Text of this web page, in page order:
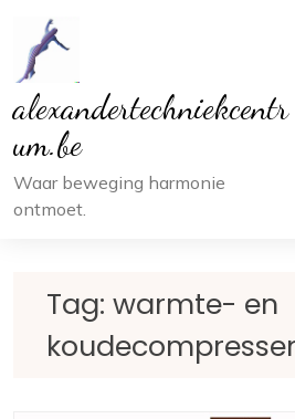
inhoud
alexandertechniekcentr
um.be
Waar beweging harmonie
ontmoet.
Tag: warmte- en